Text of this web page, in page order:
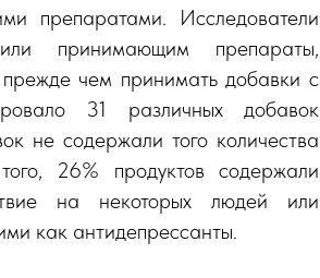
препаратами. Исследователи
принимающим препараты,
чем принимать добавки с
31 различных добавок
не содержали того количества
26% продуктов содержали
на некоторых людей или
как антидепрессанты.